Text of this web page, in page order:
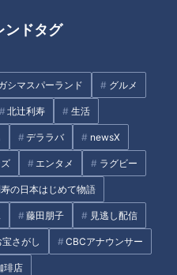
ンドタグ
シマスパーランド グルメ
北辻利寿 生活
デララバ newsX
エンタメ ラグビー
の日本はじめて物語
藤田朋子 見逃し配信
さがし CBCアナウンサー
琲店
パンサー向井「演奏にグッとき
『吹奏楽部』に向井ます！
ジャンボ海水プールよりひと足
先にオープン「スパキッズ」